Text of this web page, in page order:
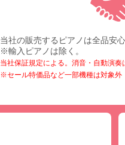
当社の販売するピアノは全品安
※輸入ピアノは除く。
当社保証規定による。消音・自動演奏
※セール特価品など一部機種は対象外